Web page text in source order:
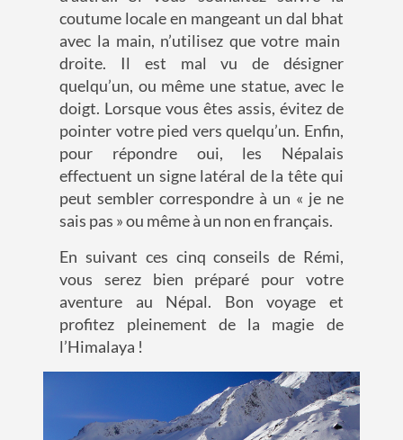
coutume locale en mangeant un dal bhat
avec la main, n’utilisez que votre main
droite. Il est mal vu de désigner
quelqu’un, ou même une statue, avec le
doigt. Lorsque vous êtes assis, évitez de
pointer votre pied vers quelqu’un. Enfin,
pour répondre oui, les Népalais
effectuent un signe latéral de la tête qui
peut sembler correspondre à un « je ne
sais pas » ou même à un non en français.
En suivant ces cinq conseils de Rémi,
vous serez bien préparé pour votre
aventure au Népal. Bon voyage et
profitez pleinement de la magie de
l’Himalaya !